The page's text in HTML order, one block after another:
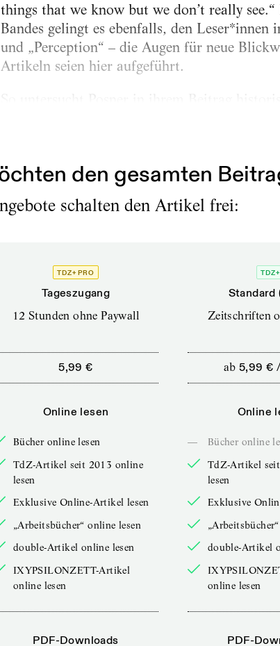
things that we know but we don’t really
Bandes gelingt es ebenfalls, den
und „Perception“ – die Augen für neue
Artikeln seien hier aufgeführt.
den gesamten
schalten den Artikel frei:
TDZ+ PRO
Tageszugang
12 Stunden ohne Paywall
5,99 €
Online lesen
Bücher online lesen
TdZ-Artikel seit 2013 online
lesen
Exklusive Online-Artikel lesen
„Arbeitsbücher“ online lesen
double-Artikel online lesen
IXYPSILONZETT-Artikel
online lesen
PDF-Downloads
TDZ+
Standard
Zeitschriften
ab 5,99 €
Online
—
Bücher online
TdZ-Artikel
lesen
Exklusive
double-Artikel
online lesen
PDF-